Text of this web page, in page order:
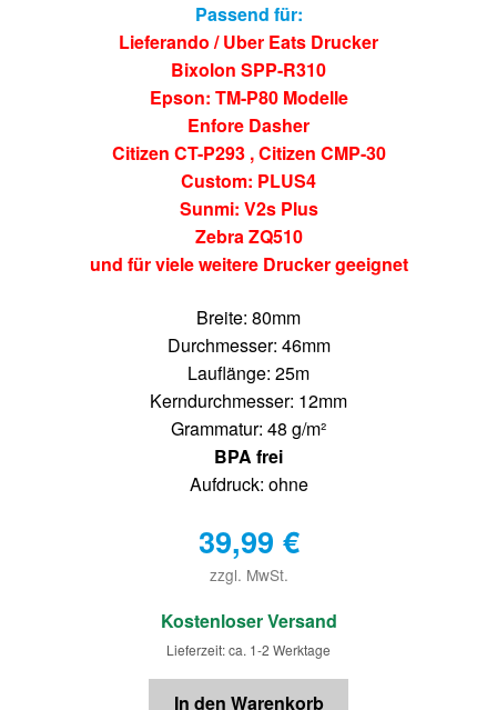
Passend für:
Lieferando / Uber Eats Drucker
Bixolon SPP-R310
Epson: TM-P80 Modelle
Enfore Dasher
Citizen CT-P293 , Citizen CMP-30
Custom: PLUS4
Sunmi: V2s Plus
Zebra ZQ510
und für viele weitere Drucker geeignet
Breite: 80mm
Durchmesser: 46mm
Lauflänge: 25m
Kerndurchmesser: 12mm
Grammatur: 48 g/m²
BPA frei
Aufdruck: ohne
39,99 €
zzgl. MwSt.
€
Kostenloser Versand
Lieferzeit: ca. 1-2 Werktage
In den Warenkorb